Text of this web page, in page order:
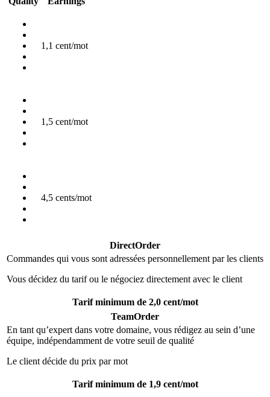
1,1 cent/mot
1,5 cent/mot
4,5 cents/mot
DirectOrder
Commandes qui vous sont adressées personnellement par les clients
Vous décidez du tarif ou le négociez directement avec le client
Tarif minimum de 2,0 cent/mot
TeamOrder
En tant qu’expert dans votre domaine, vous rédigez au sein d’une
équipe, indépendamment de votre seuil de qualité
Le client décide du prix par mot
Tarif minimum de 1,9 cent/mot